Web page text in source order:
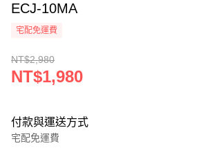
ECJ-10MA
宅配免運費
NT$2,980
NT$1,980
付款與運送方式
宅配免運費